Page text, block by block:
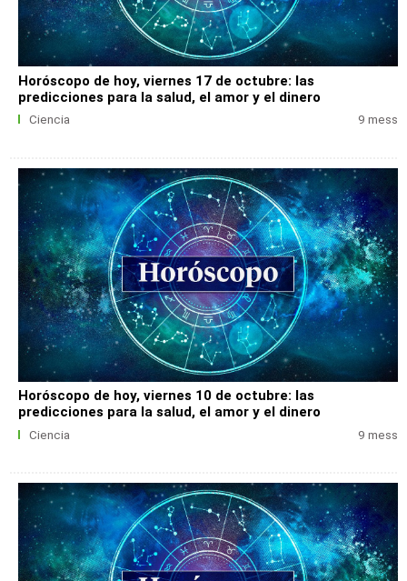
Horóscopo de hoy, viernes 17 de octubre: las
predicciones para la salud, el amor y el dinero
Ciencia 9 mess
Horóscopo de hoy, viernes 10 de octubre: las
predicciones para la salud, el amor y el dinero
Ciencia 9 mess